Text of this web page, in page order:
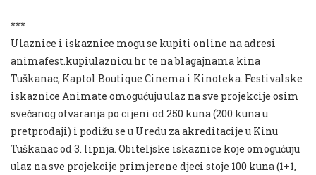
***
Ulaznice i iskaznice mogu se kupiti online na adresi
animafest.kupiulaznicu.hr te na blagajnama kina
Tuškanac, Kaptol Boutique Cinema i Kinoteka. Festivalske
iskaznice Animate omogućuju ulaz na sve projekcije osim
svečanog otvaranja po cijeni od 250 kuna (200 kuna u
pretprodaji) i podižu se u Uredu za akreditacije u Kinu
Tuškanac od 3. lipnja. Obiteljske iskaznice koje omogućuju
ulaz na sve projekcije primjerene djeci stoje 100 kuna (1+1,